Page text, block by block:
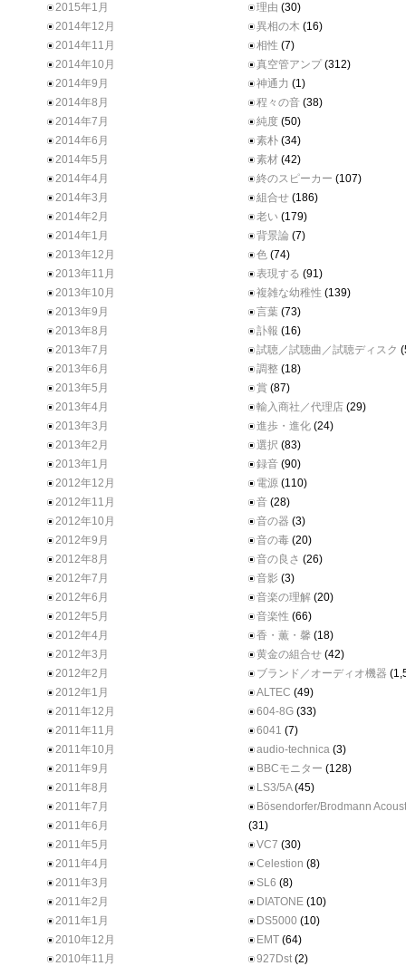
2015年1月
2014年12月
2014年11月
2014年10月
2014年9月
2014年8月
2014年7月
2014年6月
2014年5月
2014年4月
2014年3月
2014年2月
2014年1月
2013年12月
2013年11月
2013年10月
2013年9月
2013年8月
2013年7月
2013年6月
2013年5月
2013年4月
2013年3月
2013年2月
2013年1月
2012年12月
2012年11月
2012年10月
2012年9月
2012年8月
2012年7月
2012年6月
2012年5月
2012年4月
2012年3月
2012年2月
2012年1月
2011年12月
2011年11月
2011年10月
2011年9月
2011年8月
2011年7月
2011年6月
2011年5月
2011年4月
2011年3月
2011年2月
2011年1月
2010年12月
2010年11月
理由 (30)
異相の木 (16)
相性 (7)
真空管アンプ (312)
神通力 (1)
程々の音 (38)
純度 (50)
素朴 (34)
素材 (42)
終のスピーカー (107)
組合せ (186)
老い (179)
背景論 (7)
色 (74)
表現する (91)
複雑な幼稚性 (139)
言葉 (73)
訃報 (16)
試聴／試聴曲／試聴ディスク
調整 (18)
賞 (87)
輸入商社／代理店 (29)
進歩・進化 (24)
選択 (83)
録音 (90)
電源 (110)
音 (28)
音の器 (3)
音の毒 (20)
音の良さ (26)
音影 (3)
音楽の理解 (20)
音楽性 (66)
香・薫・馨 (18)
黄金の組合せ (42)
ブランド／オーディオ機器
ALTEC (49)
604-8G (33)
6041 (7)
audio-technica (3)
BBCモニター (128)
LS3/5A(45)
Bösendorfer/Brodmann
(31)
VC7 (30)
Celestion (8)
SL6 (8)
DIATONE (10)
DS5000 (10)
EMT (64)
927Dst (2)